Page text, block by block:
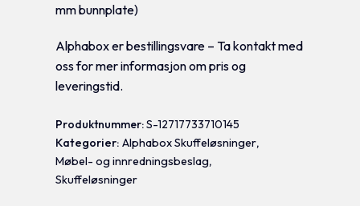
mm bunnplate)
Alphabox er bestillingsvare – Ta kontakt med
oss for mer informasjon om pris og
leveringstid.
Produktnummer:S-12717733710145
Kategorier:Alphabox Skuffeløsninger,
Møbel- og innredningsbeslag,
Skuffeløsninger